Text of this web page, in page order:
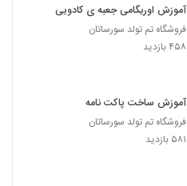
آموزش اوریگامی جعبه ی کادویی
فروشگاه تم تولد سورساتان
۴۵۸ بازدید
آموزش ساخت پاکت نامه
فروشگاه تم تولد سورساتان
۵۸۱ بازدید